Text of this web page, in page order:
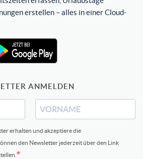
erstellen – alles in einer Cloud-
ANMELDEN
erhalten und akzeptiere die
können den Newsletter jederzeit über den Link